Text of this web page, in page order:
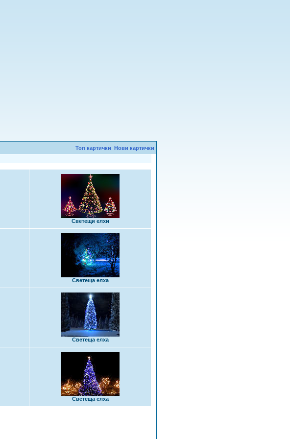
Топ картички Нови картички
Светещи елхи
Светеща елха
Светеща елха
Светеща елха